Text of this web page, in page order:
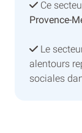
Ce
Provence-
Le
alentours
sociales